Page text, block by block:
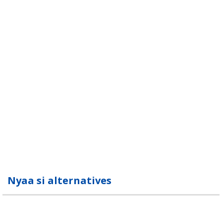
Nyaa si alternatives